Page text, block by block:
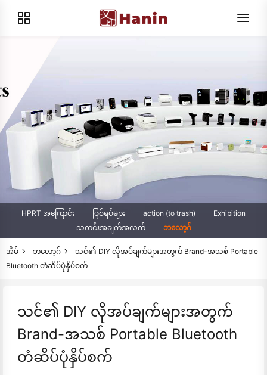
HPRT အကြောင်း ဖြစ်ရပ်များ action (to trash)
Exhibition
သတင်းအချက်အလက်
ဘလော့ဂ်
အိမ် ဘလော့ဂ်
သင်၏ DIY လိုအပ်ချက်များအတွက် Brand-အသစ် Portable
Bluetooth တံဆိပ်ပုံနှိပ်စက်
သင်၏ DIY လိုအပ်ချက်များအတွက်
Brand-အသစ် Portable Bluetooth
တံဆိပ်ပုံနှိပ်စက်